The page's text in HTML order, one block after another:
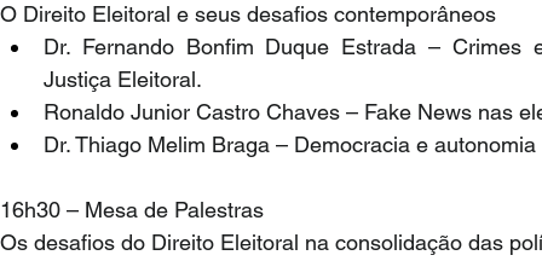
O Direito Eleitoral e seus desafios contemporâneos
Dr. Fernando Bonfim Duque Estrada – Crimes
Justiça Eleitoral.
Ronaldo Junior Castro Chaves – Fake News nas
Dr. Thiago Melim Braga – Democracia e
16h30 – Mesa de Palestras
Os desafios do Direito Eleitoral na consolidação das